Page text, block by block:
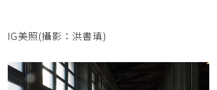
IG美照(攝影：洪書瑱)